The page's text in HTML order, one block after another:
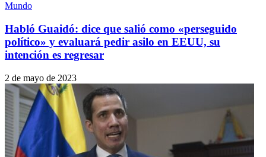
Mundo
Habló Guaidó: dice que salió como «perseguido
político» y evaluará pedir asilo en EEUU, su
intención es regresar
2 de mayo de 2023